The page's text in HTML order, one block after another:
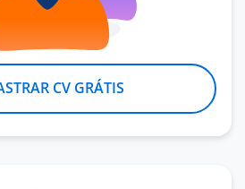
CV GRÁTIS